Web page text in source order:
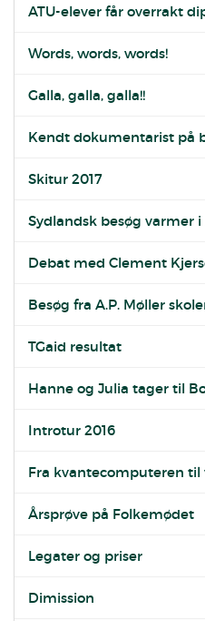
ATU-elever får overrakt
Words, words, words!
Galla, galla, galla!!
Kendt dokumentarist på
Skitur 2017
Sydlandsk besøg varmer
Debat med Clement
Besøg fra A.P. Møller
TGaid resultat
Hanne og Julia tager til
Introtur 2016
Fra kvantecomputeren
Årsprøve på Folkemødet
Legater og priser
Dimission